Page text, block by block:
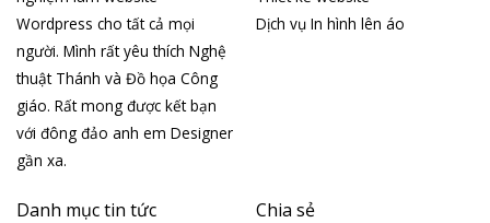
Wordpress cho tất cả mọi
người. Mình rất yêu thích Nghệ
thuật Thánh và Đồ họa Công
giáo. Rất mong được kết bạn
với đông đảo anh em Designer
gần xa.
Dịch vụ In hình lên áo
Danh mục tin tức Chia sẻ